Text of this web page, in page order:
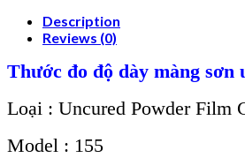
Description
Reviews (0)
Thước đo độ dày màng sơn
Loại : Uncured Powder Film
Model : 155